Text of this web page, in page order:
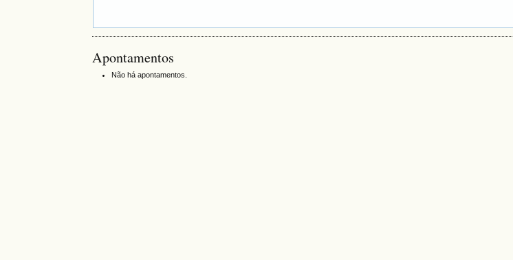
Apontamentos
Não há apontamentos.